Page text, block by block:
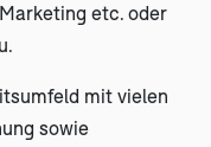
etc. oder
mit vielen
sowie